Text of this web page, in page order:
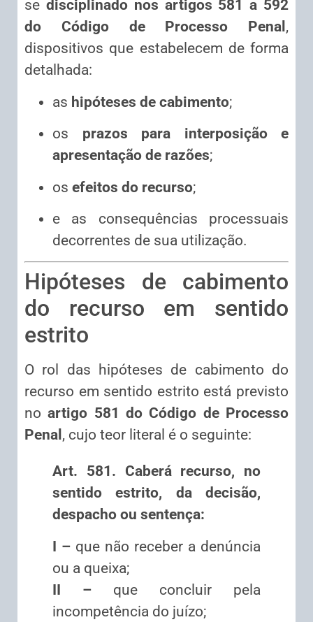
se disciplinado nos artigos 581 a 592
do Código de Processo Penal ,
dispositivos que estabelecem de forma
detalhada:
as hipóteses de cabimento;
os prazos para interposição e
apresentação de razões;
os efeitos do recurso;
e as consequências processuais
decorrentes de sua utilização.
Hipóteses de cabimento
do recurso em sentido
estrito
O rol das hipóteses de cabimento do
recurso em sentido estrito está previsto
noartigo 581 do Código de Processo
Penal , cujo teor literal é o seguinte:
Art. 581. Caberá recurso, no
sentido estrito, da decisão,
despacho ou sentença:
I – que não receber a denúncia
ou a queixa;
II – que concluir pela
incompetência do juízo;